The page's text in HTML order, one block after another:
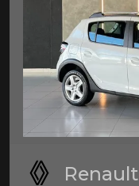
Renault